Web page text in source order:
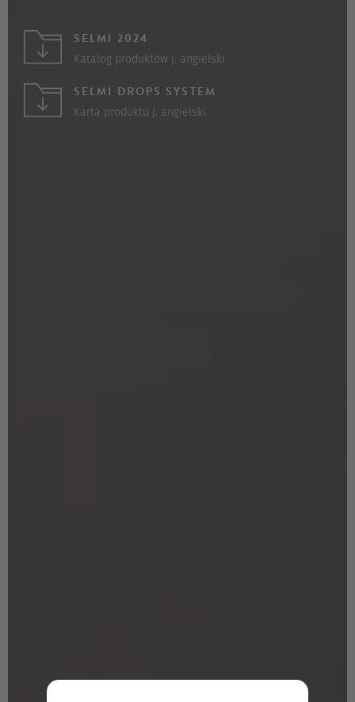
SELMI 2024
Katalog produktów j. angielski
SELMI DROPS SYSTEM
Karta produktu j. angielski